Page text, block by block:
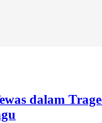
dalam